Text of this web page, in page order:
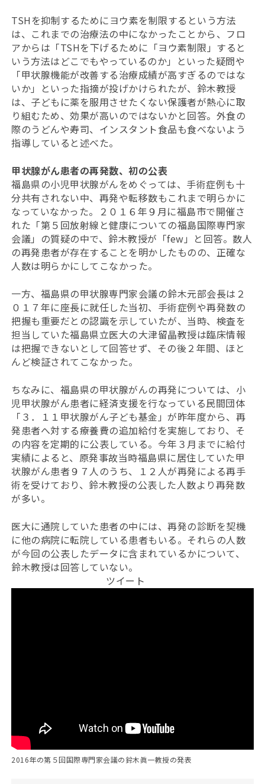
TSHを抑制するためにヨウ素を制限するという方法
は、これまでの治療法の中になかったことから、フロ
アからは「TSHを下げるために「ヨウ素制限」すると
いう方法はどこでもやっているのか」といった疑問や
「甲状腺機能が改善する治療成績が高すぎるのではな
いか」といった指摘が投げかけられたが、鈴木教授
は、子どもに薬を服用させたくない保護者が熱心に取
り組むため、効果が高いのではないかと回答。外食の
際のうどんや寿司、インスタント食品も食べないよう
指導していると述べた。
甲状腺がん患者の再発数、初の公表
福島県の小児甲状腺がんをめぐっては、手術症例も十
分共有されない中、再発や転移数もこれまで明らかに
なっていなかった。２０１６年９月に福島市で開催さ
れた「第５回放射線と健康についての福島国際専門家
会議」の質疑の中で、鈴木教授が「few」と回答。数人
の再発患者が存在することを明かしたものの、正確な
人数は明らかにしてこなかった。
一方、福島県の甲状腺専門家会議の鈴木元部会長は２
０１７年に座長に就任した当初、手術症例や再発数の
把握も重要だとの認識を示していたが、当時、検査を
担当していた福島県立医大の大津留晶教授は臨床情報
は把握できないとして回答せず、その後２年間、ほと
んど検証されてこなかった。
ちなみに、福島県の甲状腺がんの再発については、小
児甲状腺がん患者に経済支援を行なっている民間団体
「３．１１甲状腺がん子ども基金」が昨年度から、再
発患者へ対する療養費の追加給付を実施しており、そ
の内容を定期的に公表している。今年３月までに給付
実績によると、原発事故当時福島県に居住していた甲
状腺がん患者９７人のうち、１２人が再発による再手
術を受けており、鈴木教授の公表した人数より再発数
が多い。
医大に通院していた患者の中には、再発の診断を契機
に他の病院に転院している患者もいる。それらの人数
が今回の公表したデータに含まれているかについて、
鈴木教授は回答していない。
ツイート
2016年の第５回国際専門家会議の鈴木眞一教授の発表